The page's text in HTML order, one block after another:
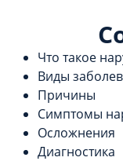
Что такое
Виды
Причины
Симптомы
Осложнения
Диагностика